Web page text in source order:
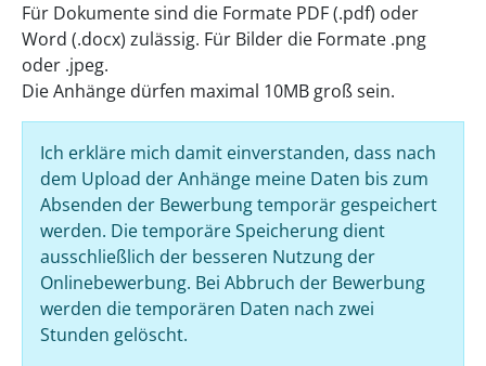
Für Dokumente sind die Formate PDF (.pdf) oder
Word (.docx) zulässig. Für Bilder die Formate .png
oder .jpeg.
Die Anhänge dürfen maximal 10MB groß sein.
Ich erkläre mich damit einverstanden, dass nach
dem Upload der Anhänge meine Daten bis zum
Absenden der Bewerbung temporär gespeichert
werden. Die temporäre Speicherung dient
ausschließlich der besseren Nutzung der
Onlinebewerbung. Bei Abbruch der Bewerbung
werden die temporären Daten nach zwei
Stunden gelöscht.